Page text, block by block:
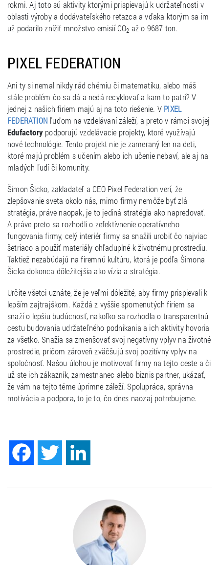
rokmi. Aj toto sú aktivity ktorými prispievajú k udržateľnosti v
oblasti výroby a dodávateľského reťazca a vďaka ktorým sa im
už podarilo znížiť množstvo emisií CO2 až o 9687 ton.
PIXEL FEDERATION
Ani ty si nemal nikdy rád chémiu či matematiku, alebo máš
stále problém čo sa dá a nedá recyklovať a kam to patrí? V
jednej z našich firiem majú aj na toto riešenie. V PIXEL
FEDERATION ľuďom na vzdelávaní záleží, a preto v rámci svojej
Edufactory podporujú vzdelávacie projekty, ktoré využívajú
nové technológie. Tento projekt nie je zameraný len na deti,
ktoré majú problém s učením alebo ich učenie nebaví, ale aj na
mladých ľudí či komunity.
Šimon Šicko, zakladateľ a CEO Pixel Federation verí, že
zlepšovanie sveta okolo nás, mimo firmy nemôže byť zlá
stratégia, práve naopak, je to jediná stratégia ako napredovať.
A práve preto sa rozhodli o zefektívnenie operatívneho
fungovania firmy, celý interiér firmy sa snažili urobiť čo najviac
šetriaco a použiť materiály ohľaduplné k životnému prostrediu.
Taktiež nezabúdajú na firemnú kultúru, ktorá je podľa Šimona
Šicka dokonca dôležitejšia ako vízia a stratégia.
Určite všetci uznáte, že je veľmi dôležité, aby firmy prispievali k
lepším zajtrajškom. Každá z vyššie spomenutých firiem sa
snaží o lepšiu budúcnosť, nakoľko sa rozhodla o transparentnú
cestu budovania udržateľného podnikania a ich aktivity hovoria
za všetko. Snažia sa zmenšovať svoj negatívny vplyv na životné
prostredie, pričom zároveň zväčšujú svoj pozitívny vplyv na
spoločnosť. Našou úlohou je motivovať firmy na tejto ceste a či
už ste ich zákazník, zamestnanec alebo biznis partner, ukázať,
že vám na tejto téme úprimne záleží. Spolupráca, správna
motivácia a podpora, to je to, čo dnes naozaj potrebujeme.
Facebook Twitter